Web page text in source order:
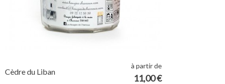
Cèdre du Liban
à partir de
11,00 €